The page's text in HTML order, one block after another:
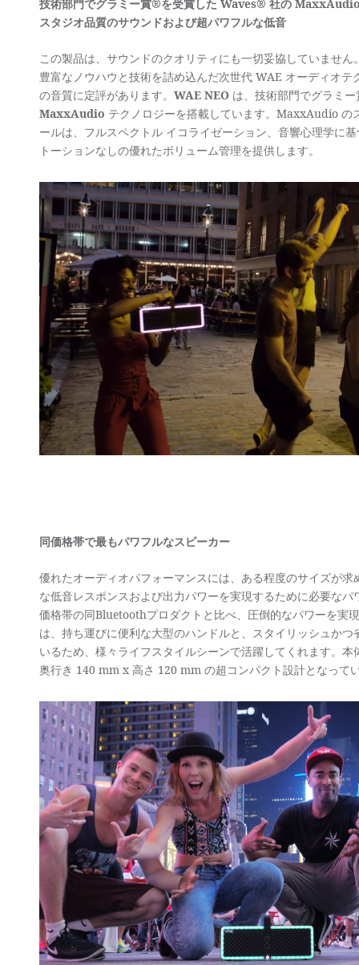
技術部門でグラミー賞®を受賞した Waves® 社の
スタジオ品質のサウンドおよび超パワフルな低音
この製品は、サウンドのクオリティにも一切妥協していませ
豊富なノウハウと技術を詰め込んだ次世代 WAE オーディオ
の音質に定評があります。WAE NEO は、技術部門でグラミ
MaxxAudio テクノロジーを搭載しています。MaxxAudio の
ールは、フルスペクトル イコライゼーション、音響心理学に
トーションなしの優れたボリューム管理を提供します。
同価格帯で最もパワフルなスピーカー
優れたオーディオパフォーマンスには、ある程度のサイズが
な低音レスポンスおよび出力パワーを実現するために必要な
価格帯の同Bluetoothプロダクトと比べ、圧倒的なパワーを実
は、持ち運びに便利な大型のハンドルと、スタイリッシュか
いるため、様々ライフスタイルシーンで活躍してくれます。
奥行き 140 mm x 高さ 120 mm の超コンパクト設計となって